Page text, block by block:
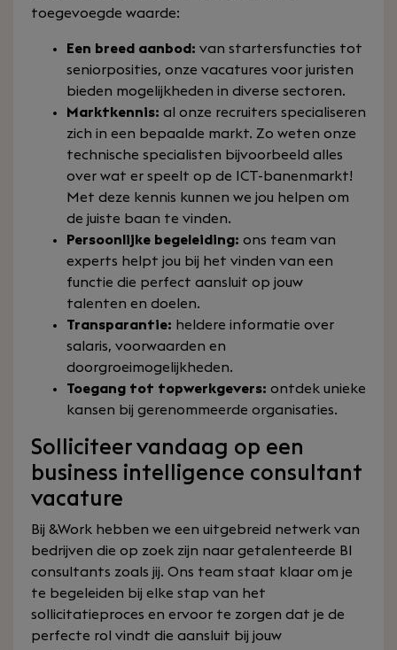
toegevoegde waarde:
Een breed aanbod: van startersfuncties tot
seniorposities, onze vacatures voor juristen
bieden mogelijkheden in diverse sectoren.
Marktkennis: al onze recruiters specialiseren
zich in een bepaalde markt. Zo weten onze
technische specialisten bijvoorbeeld alles
over wat er speelt op de ICT-banenmarkt!
Met deze kennis kunnen we jou helpen om
de juiste baan te vinden.
Persoonlijke begeleiding: ons team van
experts helpt jou bij het vinden van een
functie die perfect aansluit op jouw
talenten en doelen.
Transparantie: heldere informatie over
salaris, voorwaarden en
doorgroeimogelijkheden.
Toegang tot topwerkgevers: ontdek unieke
kansen bij gerenommeerde organisaties.
Solliciteer vandaag op een
business intelligence consultant
vacature
Bij &Work hebben we een uitgebreid netwerk van
bedrijven die op zoek zijn naar getalenteerde BI
consultants zoals jij. Ons team staat klaar om je
te begeleiden bij elke stap van het
sollicitatieproces en ervoor te zorgen dat je de
perfecte rol vindt die aansluit bij jouw